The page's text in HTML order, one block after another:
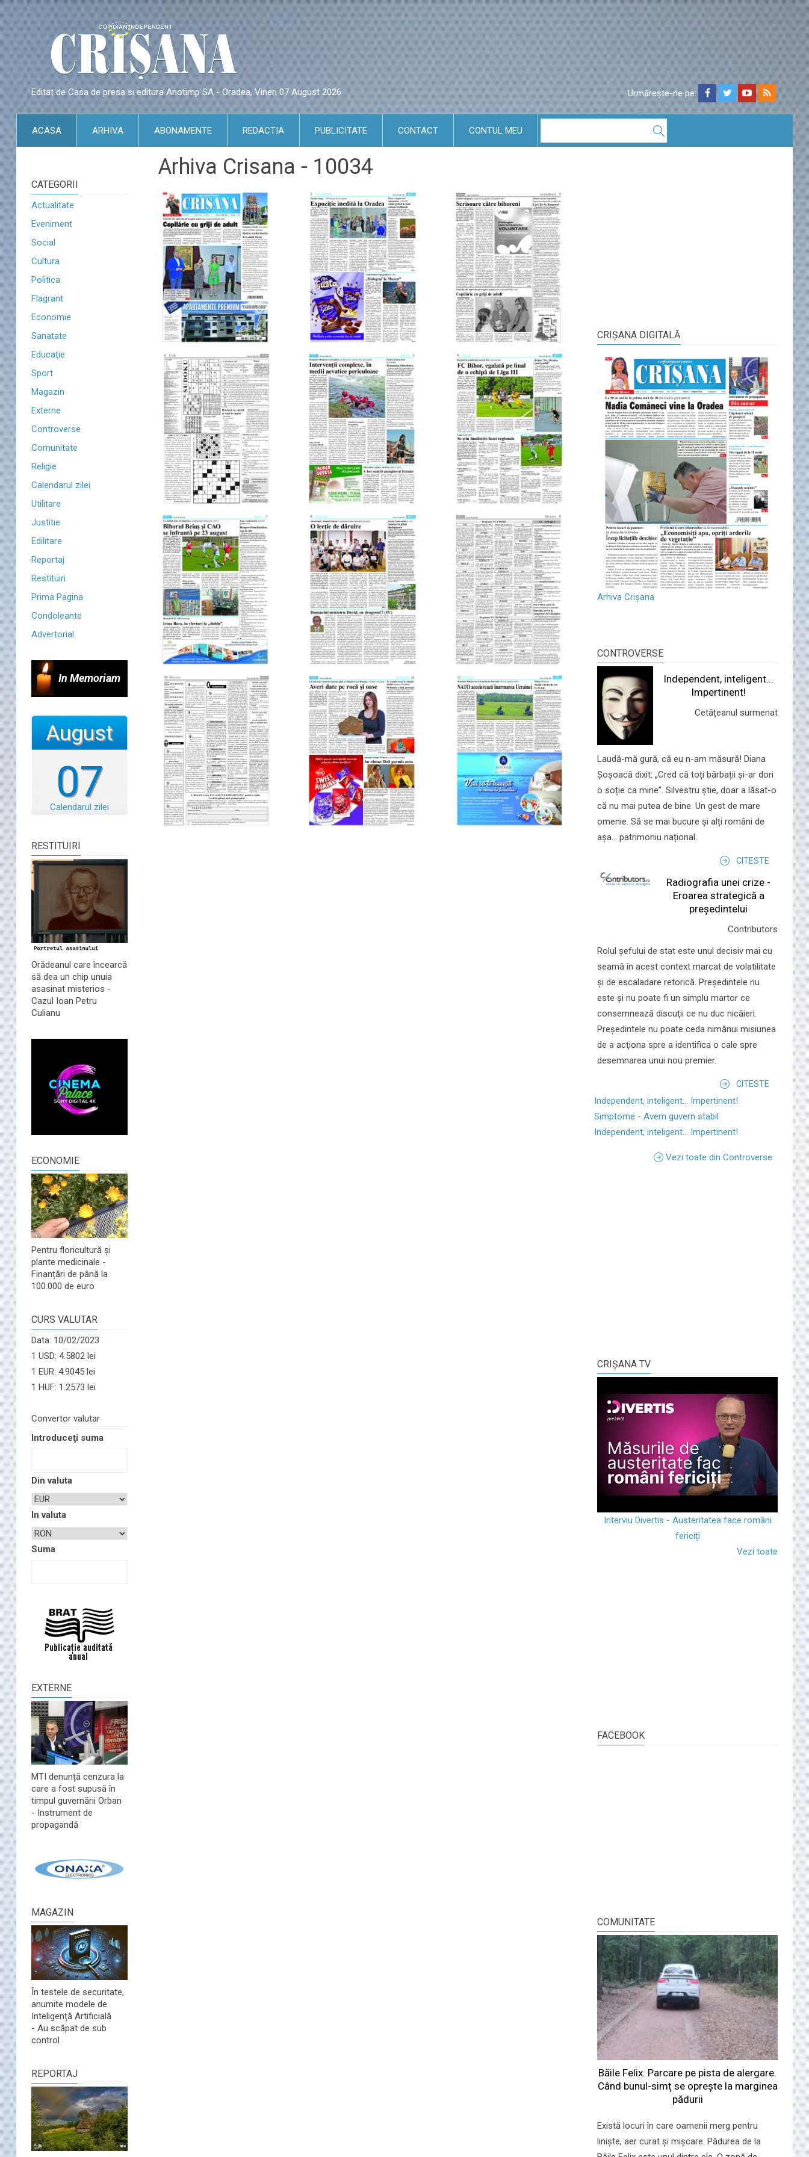
Editat de Casa de presa si editura Anotimp SA - Oradea, Vineri 07 August 2026 Urmărește-ne pe:
ACASA ARHIVA ABONAMENTE REDACTIA PUBLICITATE CONTACT CONTUL MEU
CATEGORII
Actualitate
Eveniment
Social
Cultura
Politica
Flagrant
Economie
Sanatate
Educaţie
Sport
Magazin
Externe
Controverse
Comunitate
Religie
Calendarul zilei
Utilitare
Justitie
Edilitare
Reportaj
Restituiri
Prima Pagina
Condoleante
Advertorial
In Memoriam
07
August
Calendarul zilei
RESTITUIRI
Orădeanul care încearcă
să dea un chip unuia
asasinat misterios -
Cazul Ioan Petru
Culianu
ECONOMIE
Pentru floricultură și
plante medicinale -
Finanțări de până la
100.000 de euro
CURS VALUTAR
Data: 10/02/2023
1 USD: 4.5802 lei
1 EUR: 4.9045 lei
1 HUF: 1.2573 lei
Convertor valutar
Introduceţi suma
Din valuta
In valuta
Suma
EXTERNE
MTI denunță cenzura la
care a fost supusă în
timpul guvernării Orban
- Instrument de
propagandă
MAGAZIN
În testele de securitate,
anumite modele de
Inteligență Artificială
- Au scăpat de sub
control
REPORTAJ
Arhiva Crisana - 10034
CRIŞANA DIGITALĂ
Arhiva Crișana
CONTROVERSE
Independent, inteligent...
Impertinent!
Cetățeanul surmenat
Laudă-mă gură, că eu n-am măsură! Diana
Șoșoacă dixit: „Cred că toți bărbații și-ar dori
o soție ca mine”. Silvestru știe, doar a lăsat-o
că nu mai putea de bine. Un gest de mare
omenie. Să se mai bucure și alți români de
așa... patrimoniu național.
CITESTE
Radiografia unei crize -
Eroarea strategică a
președintelui
Contributors
Rolul şefului de stat este unul decisiv mai cu
seamă în acest context marcat de volatilitate
şi de escaladare retorică. Preşedintele nu
este şi nu poate fi un simplu martor ce
consemnează discuţii ce nu duc nicăieri.
Preşedintele nu poate ceda nimănui misiunea
de a acţiona spre a identifica o cale spre
desemnarea unui nou premier.
CITESTE
Independent, inteligent... Impertinent!
Simptome - Avem guvern stabil
Independent, inteligent... Impertinent!
Vezi toate din Controverse
CRIŞANA TV
Interviu Divertis - Austeritatea face români
fericiți
Vezi toate
FACEBOOK
COMUNITATE
Băile Felix. Parcare pe pista de alergare.
Când bunul-simț se oprește la marginea
pădurii
Există locuri în care oamenii merg pentru
liniște, aer curat și mișcare. Pădurea de la